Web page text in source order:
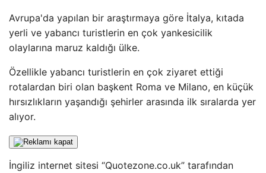
Avrupa'da yapılan bir araştırmaya göre İtalya, kıtada
yerli ve yabancı turistlerin en çok yankesicilik
olaylarına maruz kaldığı ülke.
Özellikle yabancı turistlerin en çok ziyaret ettiği
rotalardan biri olan başkent Roma ve Milano, en küçük
hırsızlıkların yaşandığı şehirler arasında ilk sıralarda yer
alıyor.
İngiliz internet sitesi “Quotezone.co.uk” tarafından